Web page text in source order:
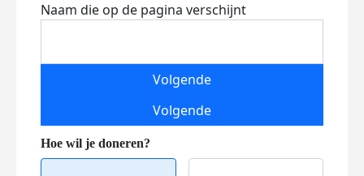
Naam die op de pagina verschijnt
Volgende
Volgende